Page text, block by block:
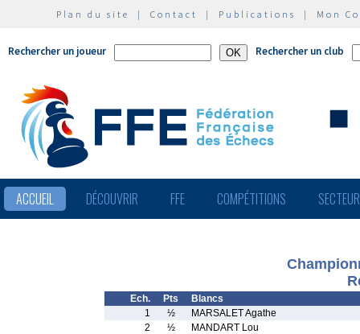
Plan du site | Contact | Publications | Mon
Rechercher un joueur Rechercher un club
ACCUEIL DÉCOUVRIR FFE COMPÉTITIONS
Ech. Pts
Blancs
1
½
MARSALET Agathe
2
½ MANDART Lou